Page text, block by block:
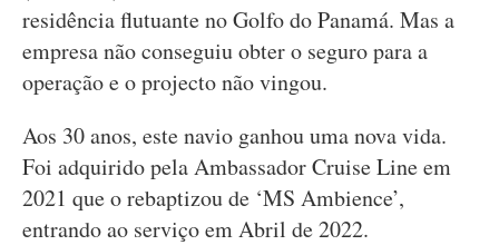
residência flutuante no Golfo do Panamá. Mas a
empresa não conseguiu obter o seguro para a
operação e o projecto não vingou.
Aos 30 anos, este navio ganhou uma nova vida.
Foi adquirido pela Ambassador Cruise Line em
2021 que o rebaptizou de ‘MS Ambience’,
entrando ao serviço em Abril de 2022.